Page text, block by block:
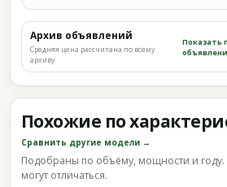
Архив объявлений
Средняя цена рассчитана по всему
архиву
Показать
Похожие по
Сравнить другие модели →
Подобраны по объёму, мощности и году.
могут отличаться.